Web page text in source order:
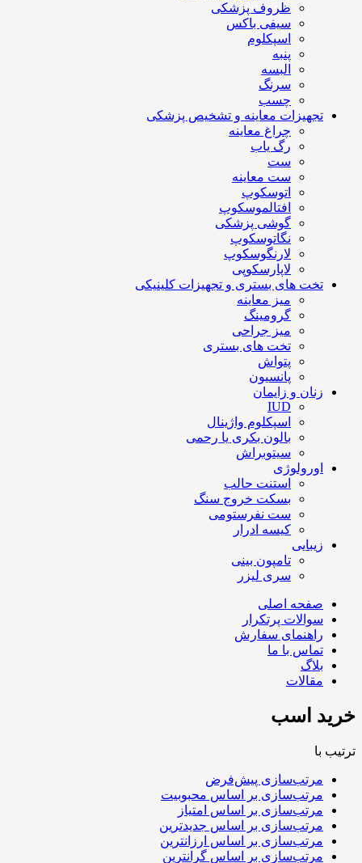
ظروف پزشکی
سیفی باکس
اسپکلوم
پنبه
البسه
سرنگ
چسب
تجهیزات معاینه و تشخیص پزشکی
چراغ معاینه
رگ یاب
ست
ست معاینه
اتوسکوپ
افتالموسکوپ
گوشی پزشکی
نگاتوسکوپ
لارنگوسکوپ
لاپارسکوپی
تخت های بستری و تجهیزات کلینیکی
میز معاینه
گرومینگ
میز جراحی
تخت های بستری
پتواش
پانسیون
زنان و زایمان
IUD
اسپکلوم واژینال
بالون بکری یا رحمی
سیتوبراش
اورولوژی
استنت حالب
بسکت خروج سنگ
ست نفرستومی
کیسه ادرار
زیبایی
تامپون بینی
سری لیزر
صفحه اصلی
سوالات پرتکرار
راهنمای سفارش
تماس با ما
بلاگ
مقالات
خرید اسب
ترتیب با
مرتب‌سازی پیش‌فرض
مرتب‌سازی بر اساس محبوبیت
مرتب‌سازی بر اساس امتیاز
مرتب‌سازی بر اساس جدیدترین
مرتب‌سازی بر اساس ارزانترین
مرتب‌سازی بر اساس گرانترین